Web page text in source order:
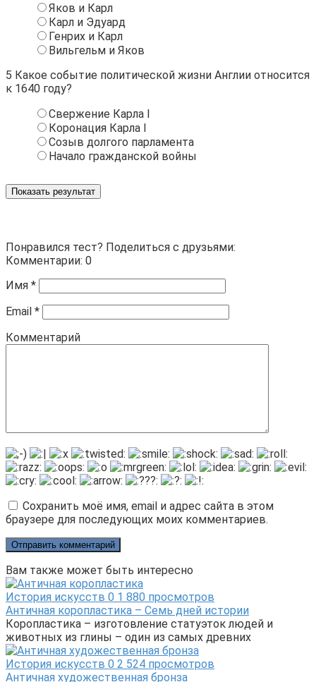
Яков и Карл
Карл и Эдуард
Генрих и Карл
Вильгельм и Яков
5 Какое событие политической жизни Англии относится
к 1640 году?
Свержение Карла I
Коронация Карла I
Созыв долгого парламента
Начало гражданской войны
Показать результат
Понравился тест? Поделиться с друзьями:
Комментарии: 0
Имя *
Email *
Комментарий
Сохранить моё имя, email и адрес сайта в этом
браузере для последующих моих комментариев.
Вам также может быть интересно
История искусств 0 1 880 просмотров
Античная коропластика – Семь дней истории
Коропластика – изготовление статуэток людей и
животных из глины – один из самых древних
История искусств 0 2 524 просмотров
Античная художественная бронза